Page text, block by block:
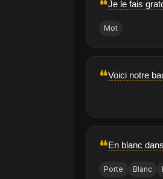
❝Je le fais
Mot
❝Voici notre
❝En blanc
Porte Blanc